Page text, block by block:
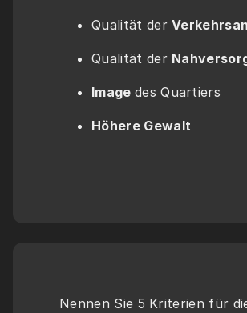
Qualität der
Qualität der
Image des Quartiers
Höhere Gewalt
Nennen Sie 5 Kriterien für